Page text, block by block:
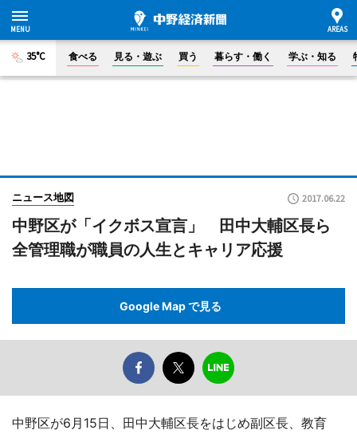
35°C 食べる 見る・遊ぶ 買う 暮らす・働く 学ぶ・知る
ニュース地図 2017.06.22
中野区が「イクボス宣言」 田中大輔区長ら
全管理職が職員の人生とキャリア応援
Google Map で見る
中野区が6月15日、田中大輔区長をはじめ副区長、教育